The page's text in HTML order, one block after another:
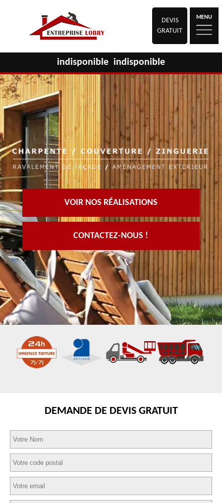
DEVIS
GRATUIT
MENU
indisponible indisponible
VOIR NOS RÉALISATIONS
CONTACTEZ-NOUS !
DEMANDE DE DEVIS GRATUIT